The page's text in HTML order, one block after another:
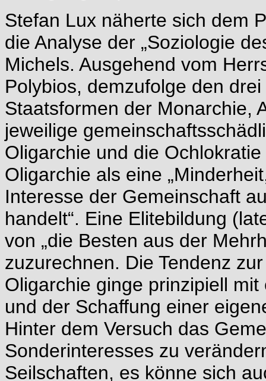
Stefan Lux näherte sich dem
die Analyse der „Soziologie
Michels. Ausgehend vom
Polybios, demzufolge den
Staatsformen der Monarchie,
jeweilige
Oligarchie und die
Oligarchie als eine
Interesse der Gemeinschaft
handelt“. Eine Elitebildung
von „die Besten aus der
zuzurechnen. Die Tendenz
Oligarchie ginge prinzipiell
und der Schaffung einer
Hinter dem Versuch das
Sonderinteresses zu
Seilschaften, es könne sich